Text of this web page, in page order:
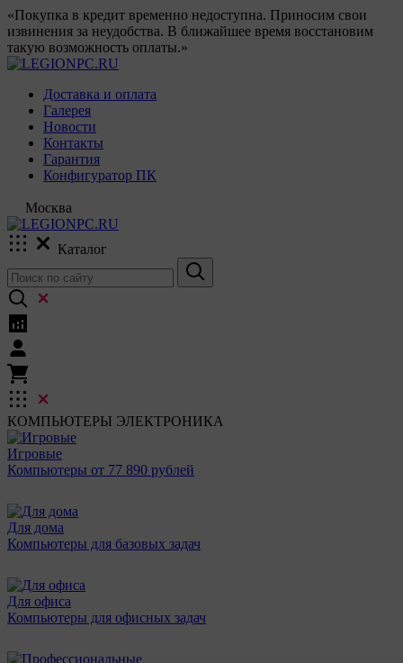
«Покупка в кредит временно недоступна. Приносим свои
извинения за неудобства. В ближайшее время восстановим
такую возможность оплаты.»
Доставка и оплата
Галерея
Новости
Контакты
Гарантия
Конфигуратор ПК
Москва
Каталог
КОМПЬЮТЕРЫ ЭЛЕКТРОНИКА
Игровые
Компьютеры от 77 890 рублей
Для дома
Компьютеры для базовых задач
Для офиса
Компьютеры для офисных задач